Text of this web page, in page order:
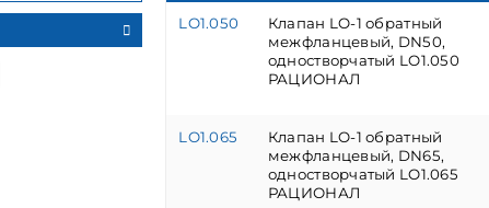
LO1.050
Клапан LO-1 обратный
межфланцевый, DN50,
одностворчатый LO1.050
РАЦИОНАЛ
LO1.065
Клапан LO-1 обратный
межфланцевый, DN65,
одностворчатый LO1.065
РАЦИОНАЛ